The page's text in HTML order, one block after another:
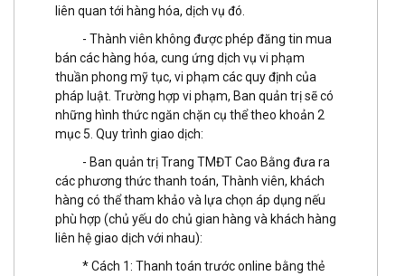
liên quan tới hàng hóa, dịch vụ đó.
- Thành viên không được phép đăng tin mua
bán các hàng hóa, cung ứng dịch vụ vi phạm
thuần phong mỹ tục, vi phạm các quy định của
pháp luật. Trường hợp vi phạm, Ban quản trị sẽ có
những hình thức ngăn chặn cụ thể theo khoản 2
mục 5. Quy trình giao dịch:
- Ban quản trị Trang TMĐT Cao Bằng đưa ra
các phương thức thanh toán, Thành viên, khách
hàng có thể tham khảo và lựa chọn áp dụng nếu
phù hợp (chủ yếu do chủ gian hàng và khách hàng
liên hệ giao dịch với nhau):
* Cách 1: Thanh toán trước online bằng thẻ